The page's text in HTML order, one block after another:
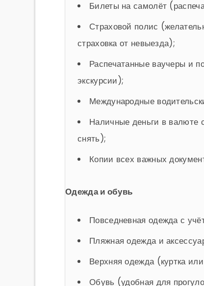
Билеты на самолёт
Страховой полис
страховка от невыезда);
Распечатанные ваучеры и
экскурсии);
Международные
Наличные деньги в валюте
снять);
Копии всех важных
Одежда и обувь
Повседневная одежда с
Пляжная одежда и
Верхняя одежда (куртка
Обувь (удобная для